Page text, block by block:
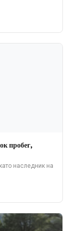
пробег,
наследник на